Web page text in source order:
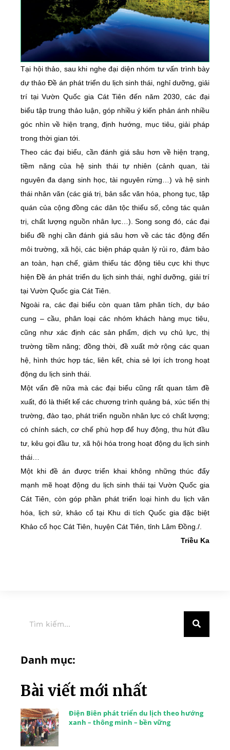
Tại hội thảo, sau khi nghe đại diện nhóm tư vấn trình bày
dự thảo Đề án phát triển du lịch sinh thái, nghỉ dưỡng, giải
trí tại Vườn Quốc gia Cát Tiên đến năm 2030, các đại
biểu tập trung thảo luận, góp nhiều ý kiến phản ánh nhiều
góc nhìn về hiện trạng, định hướng, mục tiêu, giải pháp
trong thời gian tới.
Theo các đại biểu, cần đánh giá sâu hơn về hiện trạng,
tiềm năng của hệ sinh thái tự nhiên (cảnh quan, tài
nguyên đa dạng sinh học, tài nguyên rừng…) và hệ sinh
thái nhân văn (các giá trị, bản sắc văn hóa, phong tục, tập
quán của cộng đồng các dân tộc thiểu số, công tác quản
trị, chất lượng nguồn nhân lực…). Song song đó, các đại
biểu đề nghị cần đánh giá sâu hơn về các tác động đến
môi trường, xã hội, các biện pháp quản lý rủi ro, đảm bảo
an toàn, hạn chế, giảm thiểu tác động tiêu cực khi thực
hiện Đề án phát triển du lịch sinh thái, nghỉ dưỡng, giải trí
tại Vườn Quốc gia Cát Tiên.
Ngoài ra, các đại biểu còn quan tâm phân tích, dự báo
cung – cầu, phân loại các nhóm khách hàng mục tiêu,
cũng như xác định các sản phẩm, dịch vụ chủ lực, thị
trường tiềm năng; đồng thời, đề xuất mở rộng các quan
hệ, hình thức hợp tác, liên kết, chia sẻ lợi ích trong hoạt
động du lịch sinh thái.
Một vấn đề nữa mà các đại biểu cũng rất quan tâm đề
xuất, đó là thiết kế các chương trình quảng bá, xúc tiến thị
trường, đào tạo, phát triển nguồn nhân lực có chất lượng;
có chính sách, cơ chế phù hợp để huy động, thu hút đầu
tư, kêu gọi đầu tư, xã hội hóa trong hoạt động du lịch sinh
thái…
Một khi đề án được triển khai không những thúc đẩy
mạnh mẽ hoạt động du lịch sinh thái tại Vườn Quốc gia
Cát Tiên, còn góp phần phát triển loại hình du lịch văn
hóa, lịch sử, khảo cổ tại Khu di tích Quốc gia đặc biệt
Khảo cổ học Cát Tiên, huyện Cát Tiên, tỉnh Lâm Đồng./.
Triều Ka
Danh mục:
Bài viết mới nhất
Điện Biên phát triển du lịch theo hướng
xanh – thông minh – bền vững